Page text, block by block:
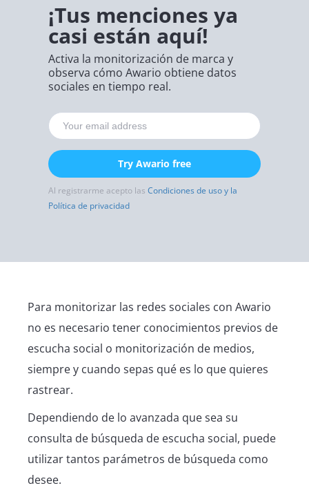
¡Tus menciones ya
casi están aquí!
Activa la monitorización de marca y
observa cómo Awario obtiene datos
sociales en tiempo real.
Try Awario free
Al registrarme acepto las Condiciones de uso y la
Política de privacidad
Para monitorizar las redes sociales con Awario
no es necesario tener conocimientos previos de
escucha social o monitorización de medios,
siempre y cuando sepas qué es lo que quieres
rastrear.
Dependiendo de lo avanzada que sea su
consulta de búsqueda de escucha social, puede
utilizar tantos parámetros de búsqueda como
desee.